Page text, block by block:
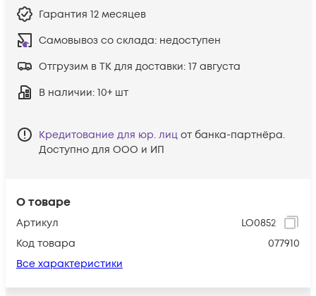
О товаре
Артикул
LO0852
Код товара
077910
Все характеристики
Гарантия 12 месяцев
Самовывоз со склада: недоступен
Отгрузим в ТК для доставки: 17 августа
В наличии: 10+ шт
Кредитование для юр. лиц от банка-партнёра.
Доступно для ООО и ИП